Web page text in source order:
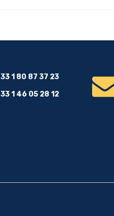
1 80 87 37 23
1 46 05 28 12